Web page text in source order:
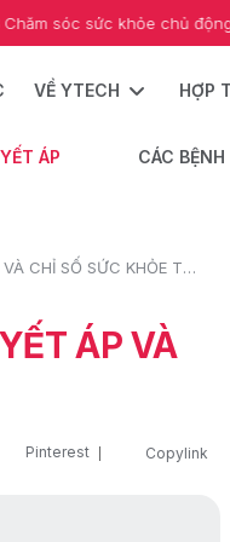
khỏe chủ động
VỀ YTECH HỢP
ÁP CÁC
HƯỚNG DẪN CHI TIẾT CÁCH ĐỌC CHỈ SỐ HUYẾT ÁP VÀ CHỈ SỐ SỨC KHỎE TẠI NHÀ
ÁP VÀ
Pinterest Copylink